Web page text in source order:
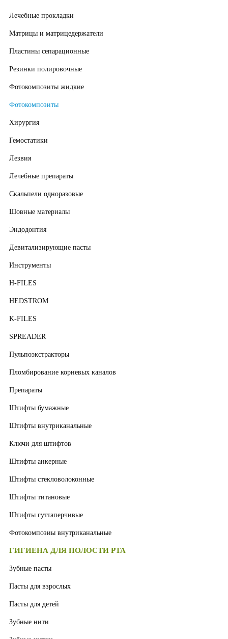
Лечебные прокладки
Матрицы и матрицедержатели
Пластины сепарационные
Резинки полировочные
Фотокомпозиты жидкие
Фотокомпозиты
Хирургия
Гемостатики
Лезвия
Лечебные препараты
Скальпели одноразовые
Шовные материалы
Эндодонтия
Девитализирующие пасты
Инструменты
H-FILES
HEDSTROM
K-FILES
SPREADER
Пульпоэкстракторы
Пломбирование корневых каналов
Препараты
Штифты бумажные
Штифты внутриканальные
Ключи для штифтов
Штифты анкерные
Штифты стекловолоконные
Штифты титановые
Штифты гуттаперчивые
Фотокомпозиы внутриканальные
ГИГИЕНА ДЛЯ ПОЛОСТИ РТА
Зубные пасты
Пасты для взрослых
Пасты для детей
Зубные нити